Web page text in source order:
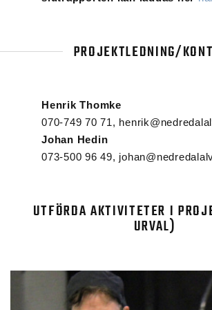
PROJEKTLEDNING/
Henrik Thomke
070-749 70 71,
Johan Hedin
073-500 96 49,
UTFÖRDA AKTIVITETER I
URVAL)